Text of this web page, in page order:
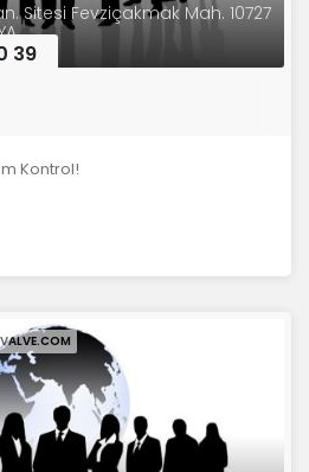
Sitesi Fevziçakmak Mah. 10727
39
Kontrol!